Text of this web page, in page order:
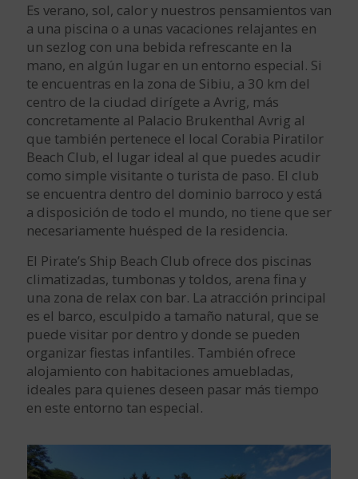
Es verano, sol, calor y nuestros pensamientos van
a una piscina o a unas vacaciones relajantes en
un sezlog con una bebida refrescante en la
mano, en algún lugar en un entorno especial. Si
te encuentras en la zona de Sibiu, a 30 km del
centro de la ciudad dirígete a Avrig, más
concretamente al Palacio Brukenthal Avrig al
que también pertenece el local Corabia Piratilor
Beach Club, el lugar ideal al que puedes acudir
como simple visitante o turista de paso. El club
se encuentra dentro del dominio barroco y está
a disposición de todo el mundo, no tiene que ser
necesariamente huésped de la residencia.
El Pirate’s Ship Beach Club ofrece dos piscinas
climatizadas, tumbonas y toldos, arena fina y
una zona de relax con bar. La atracción principal
es el barco, esculpido a tamaño natural, que se
puede visitar por dentro y donde se pueden
organizar fiestas infantiles. También ofrece
alojamiento con habitaciones amuebladas,
ideales para quienes deseen pasar más tiempo
en este entorno tan especial.